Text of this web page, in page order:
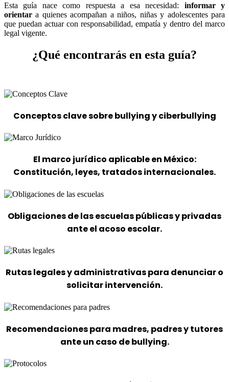
Esta guía nace como respuesta a esa necesidad: informar y
orientar a quienes acompañan a niños, niñas y adolescentes para
que puedan actuar con responsabilidad, empatía y dentro del marco
legal vigente.
¿Qué encontrarás en esta guía?
Conceptos clavesobre bullying y ciberbullying
El marco jurídico aplicableen México:
Constitución, leyes, tratados internacionales.
Obligaciones de las escuelaspúblicas y privadas
ante el acoso escolar.
Rutas legales y administrativaspara denunciar o
solicitar intervención.
Recomendacionespara madres, padres y tutores
ante un caso de bullying.